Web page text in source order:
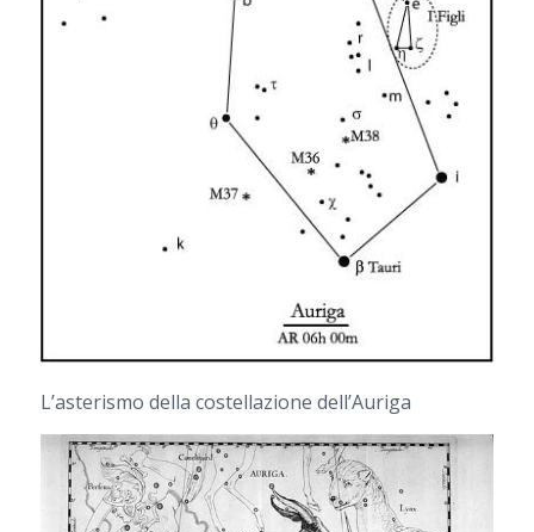
L’asterismo della costellazione dell’Auriga